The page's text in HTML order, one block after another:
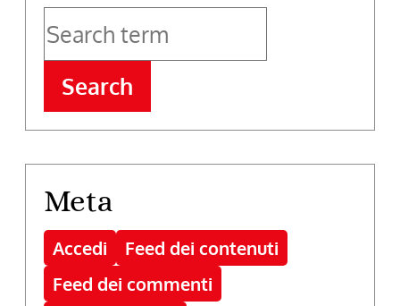
Search
Meta
Accedi
Feed dei contenuti
Feed dei commenti